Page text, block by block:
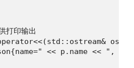
印输出
os,
<< p.name << ",